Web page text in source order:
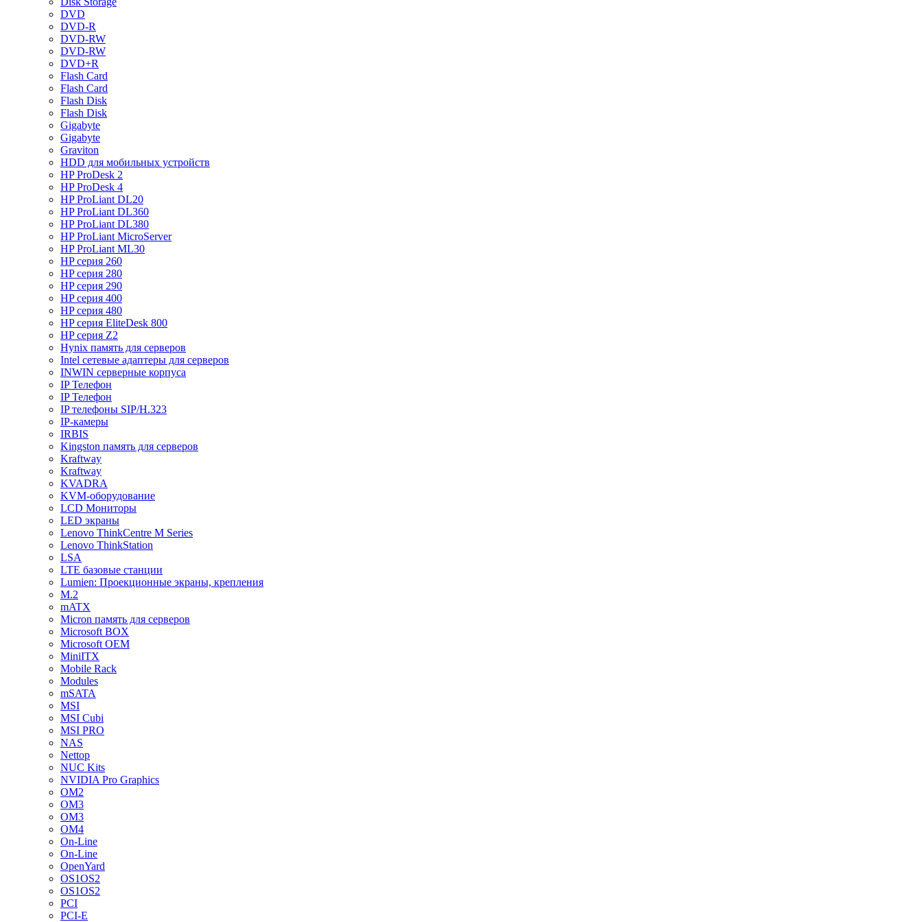
DVD
DVD-R
DVD-RW
DVD-RW
DVD+R
Flash Card
Flash Card
Flash Disk
Flash Disk
Gigabyte
Gigabyte
Graviton
HDD для мобильных устройств
HP ProDesk 2
HP ProDesk 4
HP ProLiant DL20
HP ProLiant DL360
HP ProLiant DL380
HP ProLiant MicroServer
HP ProLiant ML30
HP серия 260
HP серия 280
HP серия 290
HP серия 400
HP серия 480
HP серия EliteDesk 800
HP серия Z2
Hynix память для серверов
Intel сетевые адаптеры для серверов
INWIN серверные корпуса
IP Телефон
IP Телефон
IP телефоны SIP/H.323
IP-камеры
IRBIS
Kingston память для серверов
Kraftway
Kraftway
KVADRA
KVM-оборудование
LCD Мониторы
LED экраны
Lenovo ThinkCentre M Series
Lenovo ThinkStation
LSA
LTE базовые станции
Lumien: Проекционные экраны, крепления
M.2
mATX
Micron память для серверов
Microsoft BOX
Microsoft OEM
MiniITX
Mobile Rack
Modules
mSATA
MSI
MSI Cubi
MSI PRO
NAS
Nettop
NUC Kits
NVIDIA Pro Graphics
OM2
OM3
OM3
OM4
On-Line
On-Line
OpenYard
OS1OS2
OS1OS2
PCI
PCI-E